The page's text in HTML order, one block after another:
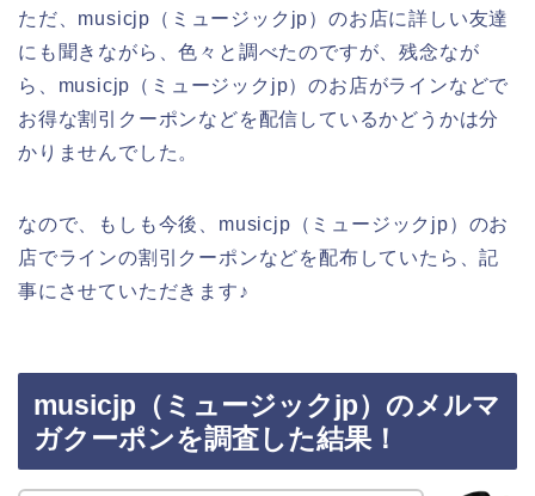
ただ、musicjp（ミュージックjp）のお店に詳しい友達
にも聞きながら、色々と調べたのですが、残念なが
ら、musicjp（ミュージックjp）のお店がラインなどで
お得な割引クーポンなどを配信しているかどうかは分
かりませんでした。
なので、もしも今後、musicjp（ミュージックjp）のお
店でラインの割引クーポンなどを配布していたら、記
事にさせていただきます♪
musicjp（ミュージックjp）のメルマ
ガクーポンを調査した結果！